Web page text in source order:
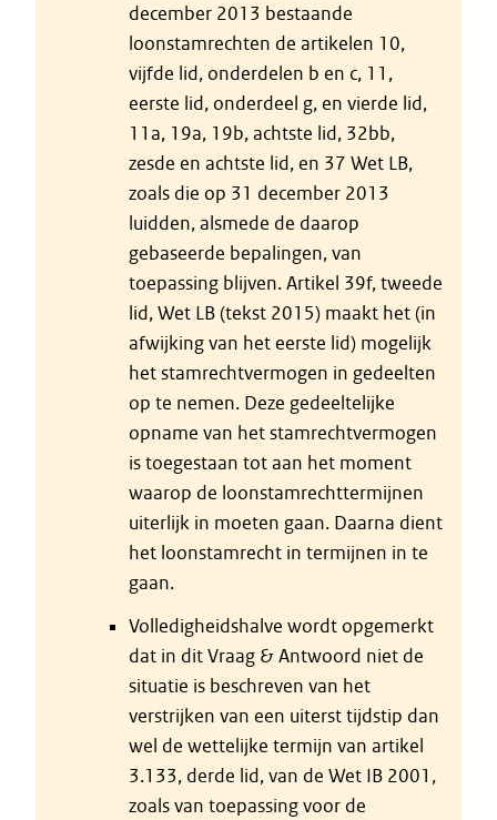
december 2013 bestaande
loonstamrechten de artikelen 10,
vijfde lid, onderdelen b en c, 11,
eerste lid, onderdeel g, en vierde lid,
11a, 19a, 19b, achtste lid, 32bb,
zesde en achtste lid, en 37 Wet LB,
zoals die op 31 december 2013
luidden, alsmede de daarop
gebaseerde bepalingen, van
toepassing blijven. Artikel 39f, tweede
lid, Wet LB (tekst 2015) maakt het (in
afwijking van het eerste lid) mogelijk
het stamrechtvermogen in gedeelten
op te nemen. Deze gedeeltelijke
opname van het stamrechtvermogen
is toegestaan tot aan het moment
waarop de loonstamrechttermijnen
uiterlijk in moeten gaan. Daarna dient
het loonstamrecht in termijnen in te
gaan.
Volledigheidshalve wordt opgemerkt
dat in dit Vraag & Antwoord niet de
situatie is beschreven van het
verstrijken van een uiterst tijdstip dan
wel de wettelijke termijn van artikel
3.133, derde lid, van de Wet IB 2001,
zoals van toepassing voor de